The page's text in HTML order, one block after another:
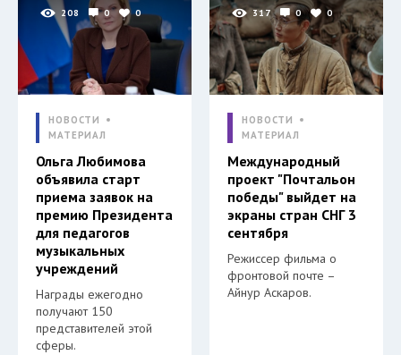
208 0 0
НОВОСТИ
МАТЕРИАЛ
Ольга Любимова
объявила старт
приема заявок на
премию Президента
для педагогов
музыкальных
учреждений
Награды ежегодно
получают 150
представителей этой
сферы.
317 0 0
НОВОСТИ
МАТЕРИАЛ
Международный
проект "Почтальон
победы" выйдет на
экраны стран СНГ 3
сентября
Режиссер фильма о
фронтовой почте –
Айнур Аскаров.